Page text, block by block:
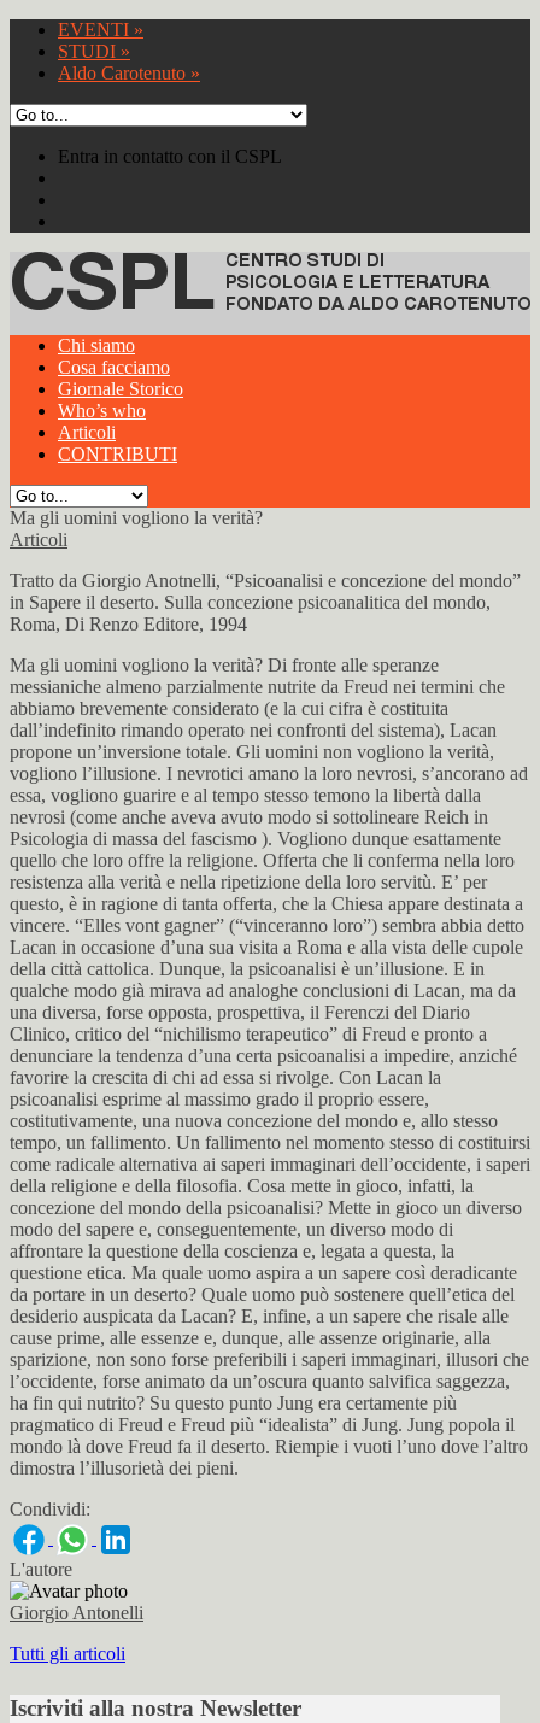
EVENTI »
STUDI »
Aldo Carotenuto »
Entra in contatto con il CSPL
Chi siamo
Cosa facciamo
Giornale Storico
Who’s who
Articoli
CONTRIBUTI
Ma gli uomini vogliono la verità?
Articoli
Tratto da Giorgio Anotnelli, “Psicoanalisi e concezione del mondo”
in Sapere il deserto. Sulla concezione psicoanalitica del mondo,
Roma, Di Renzo Editore, 1994
Ma gli uomini vogliono la verità? Di fronte alle speranze
messianiche almeno parzialmente nutrite da Freud nei termini che
abbiamo brevemente considerato (e la cui cifra è costituita
dall’indefinito rimando operato nei confronti del sistema), Lacan
propone un’inversione totale. Gli uomini non vogliono la verità,
vogliono l’illusione. I nevrotici amano la loro nevrosi, s’ancorano ad
essa, vogliono guarire e al tempo stesso temono la libertà dalla
nevrosi (come anche aveva avuto modo si sottolineare Reich in
Psicologia di massa del fascismo ). Vogliono dunque esattamente
quello che loro offre la religione. Offerta che li conferma nella loro
resistenza alla verità e nella ripetizione della loro servitù. E’ per
questo, è in ragione di tanta offerta, che la Chiesa appare destinata a
vincere. “Elles vont gagner” (“vinceranno loro”) sembra abbia detto
Lacan in occasione d’una sua visita a Roma e alla vista delle cupole
della città cattolica. Dunque, la psicoanalisi è un’illusione. E in
qualche modo già mirava ad analoghe conclusioni di Lacan, ma da
una diversa, forse opposta, prospettiva, il Ferenczi del Diario
Clinico, critico del “nichilismo terapeutico” di Freud e pronto a
denunciare la tendenza d’una certa psicoanalisi a impedire, anziché
favorire la crescita di chi ad essa si rivolge. Con Lacan la
psicoanalisi esprime al massimo grado il proprio essere,
costitutivamente, una nuova concezione del mondo e, allo stesso
tempo, un fallimento. Un fallimento nel momento stesso di costituirsi
come radicale alternativa ai saperi immaginari dell’occidente, i saperi
della religione e della filosofia. Cosa mette in gioco, infatti, la
concezione del mondo della psicoanalisi? Mette in gioco un diverso
modo del sapere e, conseguentemente, un diverso modo di
affrontare la questione della coscienza e, legata a questa, la
questione etica. Ma quale uomo aspira a un sapere così deradicante
da portare in un deserto? Quale uomo può sostenere quell’etica del
desiderio auspicata da Lacan? E, infine, a un sapere che risale alle
cause prime, alle essenze e, dunque, alle assenze originarie, alla
sparizione, non sono forse preferibili i saperi immaginari, illusori che
l’occidente, forse animato da un’oscura quanto salvifica saggezza,
ha fin qui nutrito? Su questo punto Jung era certamente più
pragmatico di Freud e Freud più “idealista” di Jung. Jung popola il
mondo là dove Freud fa il deserto. Riempie i vuoti l’uno dove l’altro
dimostra l’illusorietà dei pieni.
Condividi:
L'autore
Giorgio Antonelli
Tutti gli articoli
Iscriviti alla nostra Newsletter